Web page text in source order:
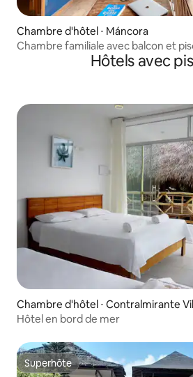
Chambre d'hôtel ⋅ Máncora
Chambre familiale avec balcon et
Hôtels avec
Chambre d'hôtel ⋅ Contralmirante
Hôtel en bord de mer
Superhôte
Superhôte